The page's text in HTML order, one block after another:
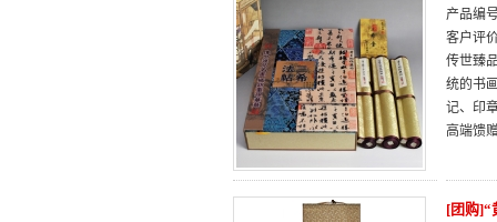
产品编
客户评
传世臻
统的书
记、印
高端馈
[团购]“